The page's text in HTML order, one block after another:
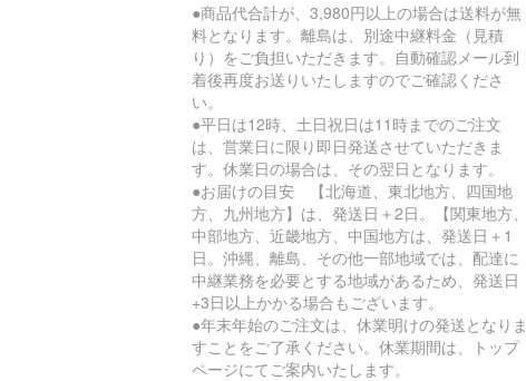
●商品代合計が、3,980円以上の場合は送料が無
料となります。離島は、別途中継料金（見積
り）をご負担いただきます。自動確認メール到
着後再度お送りいたしますのでご確認くださ
い。
●平日は12時、土日祝日は11時までのご注文
は、営業日に限り即日発送させていただきま
す。休業日の場合は、その翌日となります。
●お届けの目安 【北海道、東北地方、四国地
方、九州地方】は、発送日＋2日。【関東地方、
中部地方、近畿地方、中国地方は、発送日＋1
日。沖縄、離島、その他一部地域では、配達に
中継業務を必要とする地域があるため、発送日
+3日以上かかる場合もございます。
●年末年始のご注文は、休業明けの発送となりま
すことをご了承ください。休業期間は、トップ
ページにてご案内いたします。